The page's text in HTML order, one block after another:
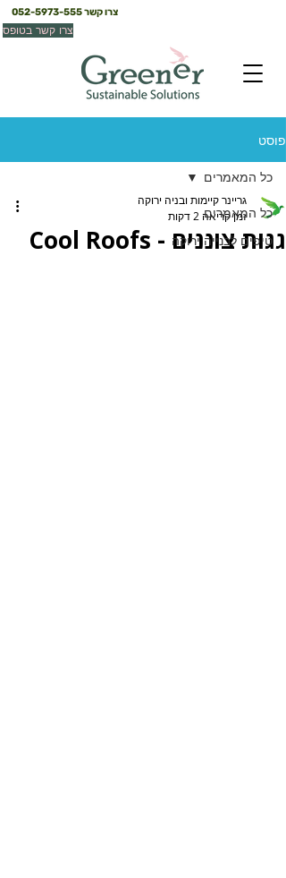
צרו קשר052-5973-555
צרו קשר בטופס
פוסט
כל המאמרים
טיפים לבנייה ירוקה
כל המאמרים
גגות צוננים - Cool Roofs
גריינר קיימות ובניה ירוקה
זמן קריאה 2 דקות